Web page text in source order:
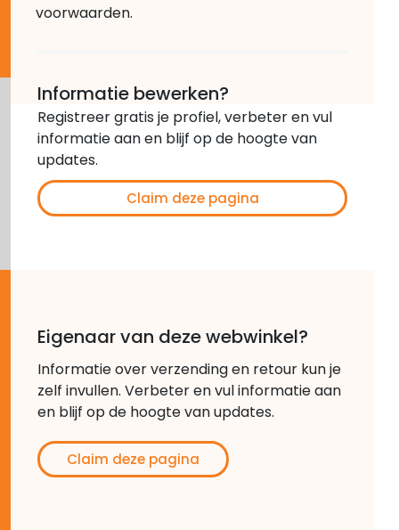
voorwaarden.
Informatie bewerken?
Registreer gratis je profiel, verbeter en vul
informatie aan en blijf op de hoogte van
updates.
Claim deze pagina
Eigenaar van deze webwinkel?
Informatie over verzending en retour kun je
zelf invullen. Verbeter en vul informatie aan
en blijf op de hoogte van updates.
Claim deze pagina